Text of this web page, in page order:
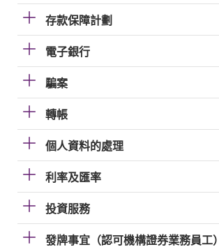
存款保障計劃
電子銀行
騙案
轉帳
個人資料的處理
利率及匯率
投資服務
發牌事宜（認可機構證券業務員工）